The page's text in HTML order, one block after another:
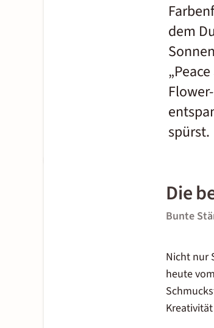
dem
spürst.
Die
Bunte
Nicht nur
heute